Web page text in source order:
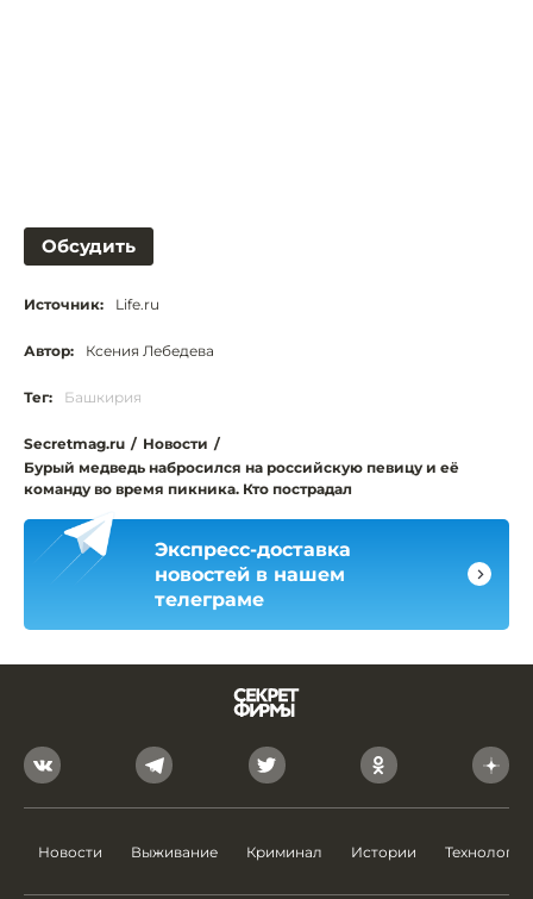
Обсудить
Источник: Life.ru
Автор: Ксения Лебедева
Тег: Башкирия
Secretmag.ru / Новости /
Бурый медведь набросился на российскую певицу и её
команду во время пикника. Кто пострадал
Экспресс-доставка
новостей в нашем
телеграме
Новости Выживание Криминал Истории Технологии